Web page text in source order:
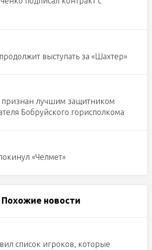
выступать за «Шахтер»
признан лучшим защитником
Бобруйского горисполкома
«Челмет»
Похожие новости
список игроков, которые